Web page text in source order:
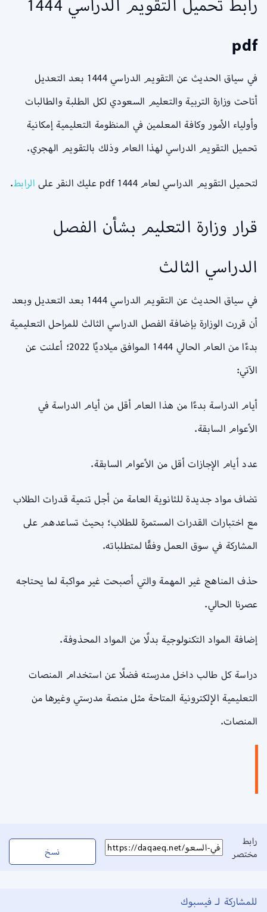
رابط تحميل التقويم الدراسي 1444
pdf
في سياق الحديث عن التقويم الدراسي 1444 بعد التعديل
أتاحت وزارة التربية والتعليم السعودي لكل الطلبة والطالبات
وأولياء الأمور وكافة المعلمين في المنظومة التعليمية إمكانية
تحميل التقويم الدراسي لهذا العام وذلك بالتقويم الهجري.
لتحميل التقويم الدراسي لعام 1444 pdf عليك النقر على الرابط.
قرار وزارة التعليم بشأن الفصل
الدراسي الثالث
في سياق الحديث عن التقويم الدراسي 1444 بعد التعديل وبعد
أن قررت الوزارة بإضافة الفصل الدراسي الثالث للمراحل التعليمية
بدءًا من العام الحالي 1444 الموافق ميلاديًا 2022؛ أعلنت عن
الآتي:
أيام الدراسة بدءًا من هذا العام أقل من أيام الدراسة في
الأعوام السابقة.
عدد أيام الإجازات أقل من الأعوام السابقة.
تضاف مواد جديدة للثانوية العامة من أجل تنمية قدرات الطلاب
مع اختبارات القدرات المستمرة للطلاب؛ بحيث تساعدهم على
المشاركة في سوق العمل وفقًا لمتطلباته.
حذف المناهج غير المهمة والتي أصبحت غير مواكبة لما يحتاجه
عصرنا الحالي.
إضافة المواد التكنولوجية بدلًا من المواد المحذوفة.
دراسة كل طالب داخل مدرسته فضلًا عن استخدام المنصات
التعليمية الإلكترونية المتاحة مثل منصة مدرستي وغيرها من
المنصات.
رابط
مختصر
نسخ
للمشاركة لـ فيسبوك